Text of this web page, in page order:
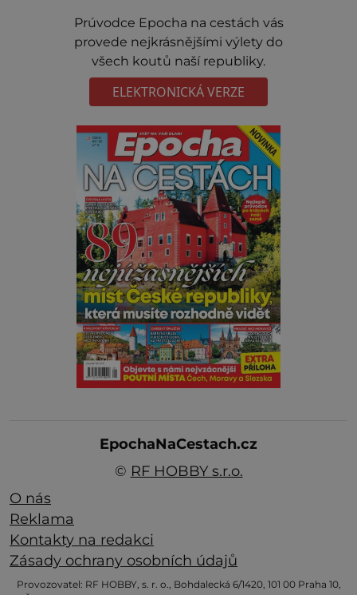
Prúvodce Epocha na cestách vás
provede nejkrásnějšími výlety do
všech koutů naší republiky.
ELEKTRONICKÁ VERZE
EpochaNaCestach.cz
© RF HOBBY s.r.o.
O nás
Reklama
Kontakty na redakci
Zásady ochrany osobních údajů
Provozovatel: RF HOBBY, s. r. o., Bohdalecká 6/1420, 101 00 Praha 10,